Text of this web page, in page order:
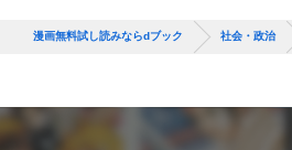
漫画無料試し読みならdブック 社会・政治